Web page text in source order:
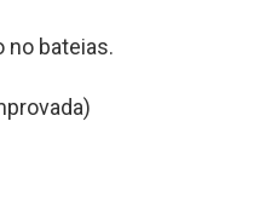
no bateias.